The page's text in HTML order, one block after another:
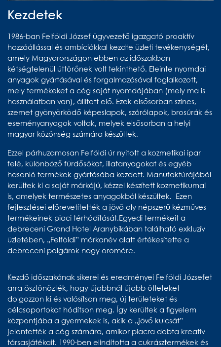
Kezdetek
1986-ban Felföldi József ügyvezető igazgató proaktív
hozzáállással és ambíciókkal kezdte üzleti tevékenységét,
amely Magyarországon ebben az időszakban
kétségtelenül úttörőnek volt tekinthető. Eleinte nyomdai
anyagok gyártásával és forgalmazásával foglalkozott,
mely termékeket a cég saját nyomdájában (mely ma is
használatban van), állított elő. Ezek elsősorban színes,
szemet gyönyörködő képeslapok, szórólapok, brosúrák és
eseményanyagok voltak, melyek elsősorban a helyi
magyar közönség számára készültek.
Ezzel párhuzamosan Felföldi úr nyitott a kozmetikai ipar
felé, különböző fürdősókat, illatanyagokat és egyéb
hasonló termékek gyártásába kezdett. Manufaktúrájából
kerültek ki a saját márkájú, kézzel készített kozmetikumai
is, amelyek természetes anyagokból készültek. Ezen
fejlesztései előrevetítették a jövő oly népszerű kézműves
termékeinek piaci térhódítását.Egyedi termékeit a
debreceni Grand Hotel Aranybikában található exkluzív
üzletében, „Felföldi” márkanév alatt értékesítette a
debreceni polgárok nagy örömére.
Kezdő időszakának sikerei és eredményei Felföldi Józsefet
arra ösztönözték, hogy újabbnál újabb ötleteket
dolgozzon ki és valósítson meg, új területeket és
célcsoportokat hódítson meg. Így kerültek a figyelem
központjába a gyermekek is, akik a „jövő kulcsát”
jelentették a cég számára, amikor piacra dobta kreatív
társasjátékait. 1990-ben elindította a cukrásztermékek és